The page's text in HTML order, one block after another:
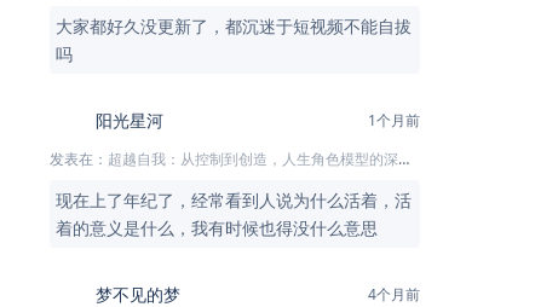
大家都好久没更新了，都沉迷于短视频不能自拔
吗
阳光星河
1个月前
发表在： 超越自我：从控制到创造，人生角色模型的深度解析
现在上了年纪了，经常看到人说为什么活着，活
着的意义是什么，我有时候也得没什么意思
梦不见的梦
4个月前